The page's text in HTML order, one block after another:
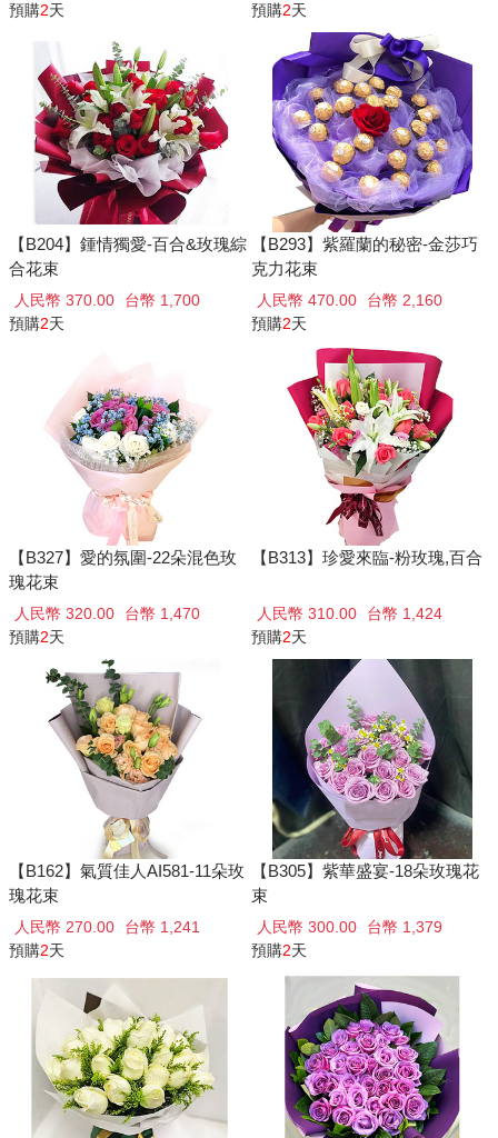
預購2天
預購2天
【B204】鍾情獨愛-百合&玫瑰綜
合花束
人民幣 370.00
台幣 1,700
預購2天
【B293】紫羅蘭的秘密-金莎巧
克力花束
人民幣 470.00
台幣 2,160
預購2天
【B327】愛的氛圍-22朵混色玫
瑰花束
人民幣 320.00
台幣 1,470
預購2天
【B313】珍愛來臨-粉玫瑰,百合
人民幣 310.00
台幣 1,424
預購2天
【B162】氣質佳人AI581-11朵玫
瑰花束
人民幣 270.00
台幣 1,241
預購2天
【B305】紫華盛宴-18朵玫瑰花
束
人民幣 300.00
台幣 1,379
預購2天